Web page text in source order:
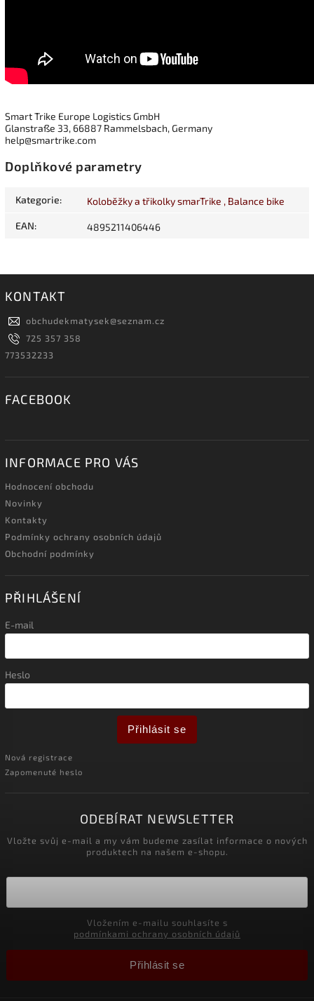
Smart Trike Europe Logistics GmbH
Glanstraße 33, 66887 Rammelsbach, Germany
help@smartrike.com
Doplňkové parametry
Kategorie: Koloběžky a třikolky smarTrike , Balance bike
EAN: 4895211406446
KONTAKT
obchudekmatysek@seznam.cz
725 357 358
773532233
FACEBOOK
INFORMACE PRO VÁS
Hodnocení obchodu
Novinky
Kontakty
Podmínky ochrany osobních údajů
Obchodní podmínky
PŘIHLÁŠENÍ
E-mail
Heslo
Přihlásit se
Nová registrace
Zapomenuté heslo
ODEBÍRAT NEWSLETTER
Vložte svůj e-mail a my vám budeme zasílat informace o nových
produktech na našem e-shopu.
podmínkami ochrany osobních údajů
Přihlásit se